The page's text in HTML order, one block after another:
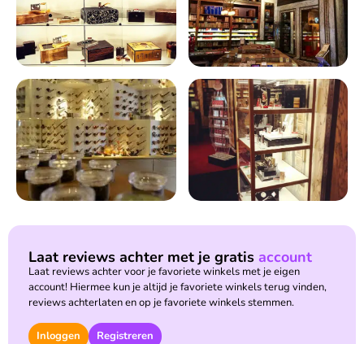
Laat reviews achter met je gratis account
Laat reviews achter voor je favoriete winkels met je eigen
account! Hiermee kun je altijd je favoriete winkels terug vinden,
reviews achterlaten en op je favoriete winkels stemmen.
Inloggen Registreren